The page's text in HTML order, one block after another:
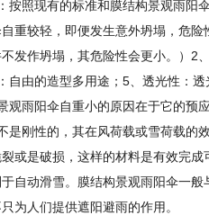
按照现有的标准和膜结构景观雨阳
重较轻，即便发生意外坍塌，危险
发作坍塌，其危险性会更小。）2
自由的造型多用途；5、透光性：透
观雨阳伞自重小的原因在于它的预
是刚性的，其在风荷载或雪荷载的
或是破损，这样的材料是有效完
自动滑雪。 膜结构景观雨阳伞一般
为人们提供遮阳避雨的作用。